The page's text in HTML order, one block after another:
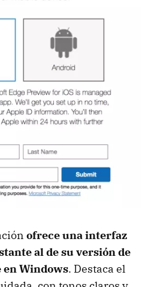
ofrece una interfaz
al de su versión de
Windows. Destaca el